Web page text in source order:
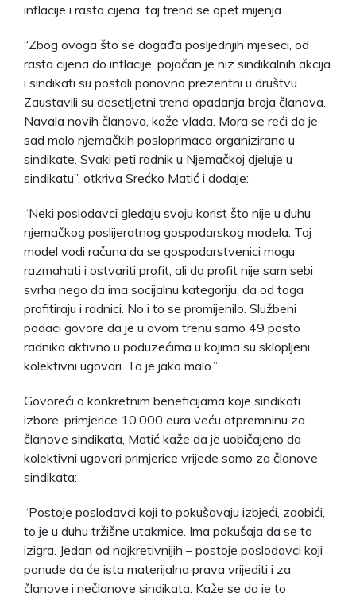
inflacije i rasta cijena, taj trend se opet mijenja.
“Zbog ovoga što se događa posljednjih mjeseci, od
rasta cijena do inflacije, pojačan je niz sindikalnih akcija
i sindikati su postali ponovno prezentni u društvu.
Zaustavili su desetljetni trend opadanja broja članova.
Navala novih članova, kaže vlada. Mora se reći da je
sad malo njemačkih posloprimaca organizirano u
sindikate. Svaki peti radnik u Njemačkoj djeluje u
sindikatu”, otkriva Srećko Matić i dodaje:
“Neki poslodavci gledaju svoju korist što nije u duhu
njemačkog poslijeratnog gospodarskog modela. Taj
model vodi računa da se gospodarstvenici mogu
razmahati i ostvariti profit, ali da profit nije sam sebi
svrha nego da ima socijalnu kategoriju, da od toga
profitiraju i radnici. No i to se promijenilo. Službeni
podaci govore da je u ovom trenu samo 49 posto
radnika aktivno u poduzećima u kojima su sklopljeni
kolektivni ugovori. To je jako malo.”
Govoreći o konkretnim beneficijama koje sindikati
izbore, primjerice 10.000 eura veću otpremninu za
članove sindikata, Matić kaže da je uobičajeno da
kolektivni ugovori primjerice vrijede samo za članove
sindikata:
“Postoje poslodavci koji to pokušavaju izbjeći, zaobići,
to je u duhu tržišne utakmice. Ima pokušaja da se to
izigra. Jedan od najkretivnijih – postoje poslodavci koji
ponude da će ista materijalna prava vrijediti i za
članove i nečlanove sindikata. Kaže se da je to